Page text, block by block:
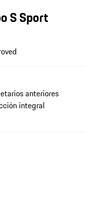
S Sport
anteriores
integral